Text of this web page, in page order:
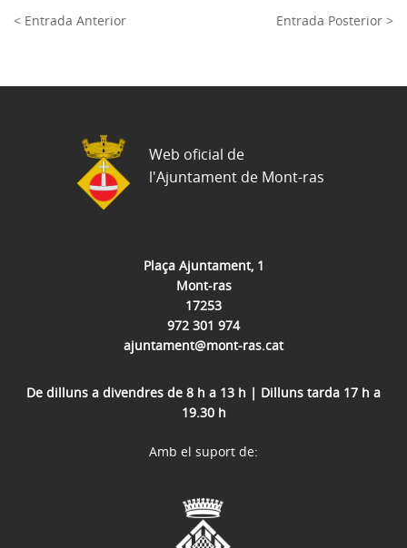
< Entrada Anterior Entrada Posterior >
Plaça Ajuntament, 1
Mont-ras
17253
972 301 974
ajuntament@mont-ras.cat
De dilluns a divendres de 8 h a 13 h | Dilluns tarda 17 h a
19.30 h
Web oficial de
l'Ajuntament de Mont-ras
Amb el suport de: